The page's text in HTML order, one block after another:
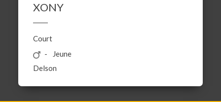
XONY
Court
Jeune
Delson